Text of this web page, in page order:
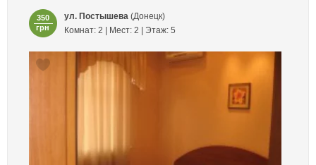
350
грн
ул. Постышева (Донецк)
Комнат: 2 | Мест: 2 | Этаж: 5